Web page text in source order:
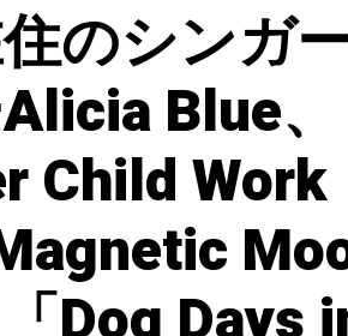
のシンガ
Blue、
Child Work